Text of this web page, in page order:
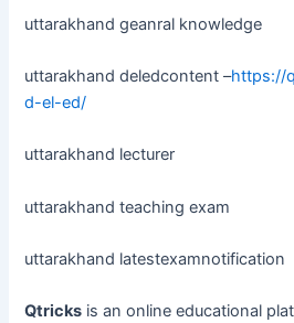
uttarakhand geanral knowledge
uttarakhand deledcontent –https://
d-el-ed/
uttarakhand lecturer
uttarakhand teaching exam
uttarakhand latestexamnotification
Qtricks is an online educational